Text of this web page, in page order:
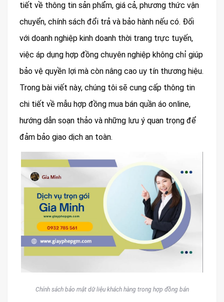
tiết về thông tin sản phẩm, giá cả, phương thức vận
chuyển, chính sách đổi trả và bảo hành nếu có. Đối
với doanh nghiệp kinh doanh thời trang trực tuyến,
việc áp dụng hợp đồng chuyên nghiệp không chỉ giúp
bảo vệ quyền lợi mà còn nâng cao uy tín thương hiệu.
Trong bài viết này, chúng tôi sẽ cung cấp thông tin
chi tiết về mẫu hợp đồng mua bán quần áo online,
hướng dẫn soạn thảo và những lưu ý quan trọng để
đảm bảo giao dịch an toàn.
Chính sách bảo mật dữ liệu khách hàng trong hợp đồng bán